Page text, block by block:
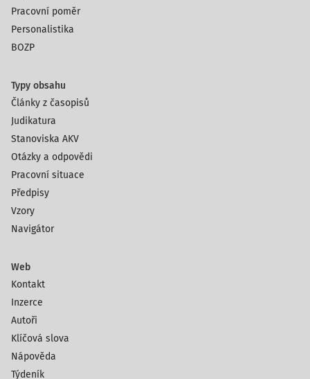
Pracovní poměr
Personalistika
BOZP
Typy obsahu
Články z časopisů
Judikatura
Stanoviska AKV
Otázky a odpovědi
Pracovní situace
Předpisy
Vzory
Navigátor
Web
Kontakt
Inzerce
Autoři
Klíčová slova
Nápověda
Týdeník